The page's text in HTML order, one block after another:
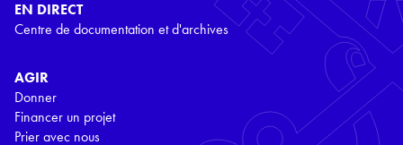
EN DIRECT
Centre de documentation et d'archives
AGIR
Donner
Financer un projet
Prier avec nous